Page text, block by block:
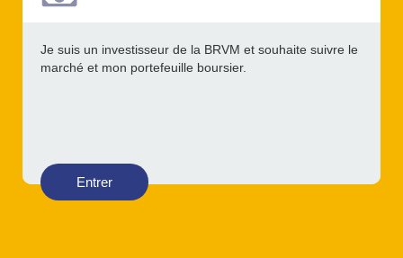
Je suis un investisseur de la BRVM et souhaite suivre le
marché et mon portefeuille boursier.
Entrer